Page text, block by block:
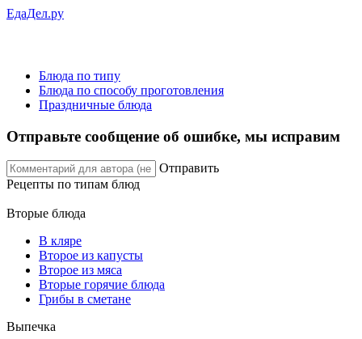
ЕдаДел.ру
Блюда по типу
Блюда по способу проготовления
Праздничные блюда
Отправьте сообщение об ошибке, мы исправим
Отправить
Рецепты по типам блюд
Вторые блюда
В кляре
Второе из капусты
Второе из мяса
Вторые горячие блюда
Грибы в сметане
Выпечка